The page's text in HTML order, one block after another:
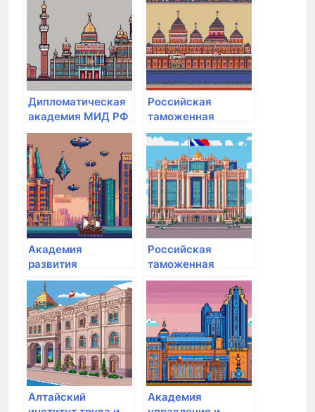
Дипломатическая
академия МИД РФ
Российская
таможенная
академия
Академия
развития
международных
отношений
Российская
таможенная
академия
Алтайский
Академия